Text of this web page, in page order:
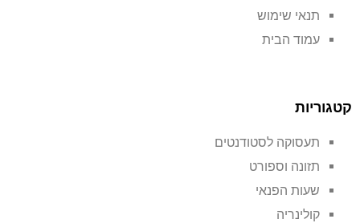
תנאי שימוש
עמוד הבית
קטגוריות
תעסוקה לסטודנטים
תזונה וספורט
שעות הפנאי
קולינריה